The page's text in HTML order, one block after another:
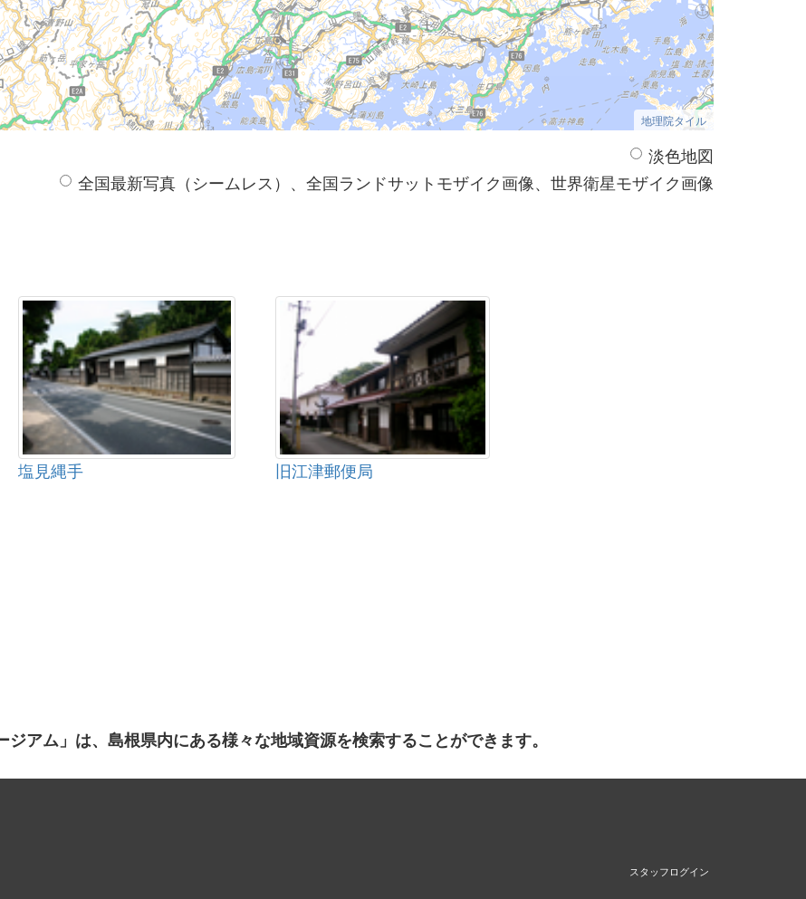
地理院タイル
淡色地図
全国最新写真（シームレス）、全国ランドサットモザイク画像、世界衛星モザイク画像
塩見縄手 旧江津郵便局
ジアム」は、島根県内にある様々な地域資源を検索することができます。
スタッフログイン